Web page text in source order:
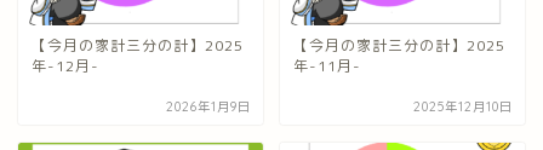
【今月の家計三分の計】2025
年-12月-
2026年1月9日
【今月の家計三分の計】2025
年-11月-
2025年12月10日